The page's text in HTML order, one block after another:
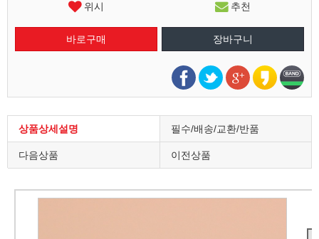
위시 추천
상품상세설명 필수/배송/교환/반품
다음상품 이전상품